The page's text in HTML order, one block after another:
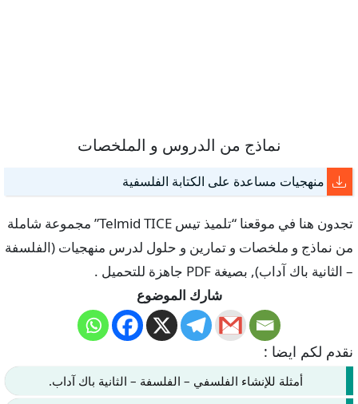
نماذج من الدروس و الملخصات
منهجيات مساعدة على الكتابة الفلسفية
تجدون هنا في موقعنا “تلميذ تيس Telmid TICE” مجموعة شاملة
من نماذج و ملخصات و تمارين و حلول لدرس منهجيات (الفلسفة
– الثانية باك آداب), بصيغة PDF جاهزة للتحميل .
شارك الموضوع
نقدم لكم ايضا :
أمثلة للإنشاء الفلسفي – الفلسفة – الثانية باك آداب.